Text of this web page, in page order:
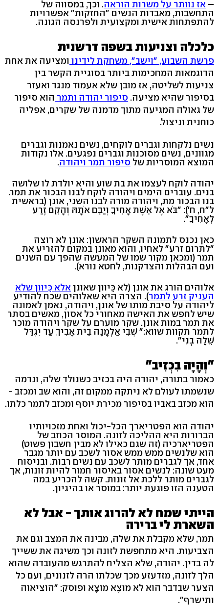
– אז נוותר על משרות הוראה. וכך, במסווה של
התחשבות, מאבדות הנשים "החזקות" אפשרויות
להתפתחות אישית ומקצועית ולפרנסה הגונה.
כלכלה וצניעות בשפה דרשנית
פרשת השבוע, "וישב", משחקת לידינו ומציעה את אחת
הדוגמאות המחכימות ביותר בסוגיית הקשר בין
צניעות לשליטה, אז מובן שלא אעמוד מנגד ואעזר
בסיפור שהיא מציעה. סיפור יהודה ותמר הוא סיפור
של גאולה המגיעה מתוך מדמנה של שקרים, אפליה
כוחנית וניצול.
נשים נלקחות וגברים לוקחים, נשים נאמנות וגברים
מגוונים, נשים מסוכנות וגברים נפגעים. אלו נקודות
המוצא המוסריות של סיפור תמר ויהודה.
יהודה לוקח לעצמו את בת שוע והיא יולדת לו שלושה
בנים. עוברים הימים ויהודה לוקח לבנו הבכור את תמר.
בנו הבכור מת, ויהודה מורה לבנו השני, אונן (בראשית
ל"ח, ח'): "בֹּא אֶל אֵשֶׁת אָחִיךָ וְיַבֵּם אֹתָהּ וְהָקֵם זֶרַע
לְאָחִיךָ".
כאן נכנס לתמונה השקר הראשון: אונן לא רוצה
"לתרום זרע" לאחיו, והוא מאונן במקום להזריע את
תמר (ומכאן מקור שמו של המעשה שהפך עם השנים
ועם הבהלות והצדקנות, לחטא נורא).
אלוהים הורג את אונן (לא כֵּיוון שאונן אלא כֵּיוון שלא
העניק זרע לתמר). הצרה היא שאלוהים שכח להודיע
ליהודה על סיבת מותו של אונן, ויהודה, נאמן לאמונה
שיש לחפש את האישה מאחורי כל אסון, מאשים בסתר
את תמר במות אונן. שקר מוערם על שקר ויהודה מוכר
לתמר תקוות שווא:" שְׁבִי אַלְמָנָה בֵית אָבִיךְ עַד יִגְדַּל
שֵׁלָה בְנִי".
"וְהָיָה בִכְזִיב"
כאמור בתורה, יהודה היה בכזיב כשנולד שלה, ונדמה
שנשמתו לעולם לא ניתקה ממקום זה, והוא שב ומכזב -
הוא מכזב באביו בסיפור מכירת יוסף ומכזב לתמר כלתו.
יהודה הוא הפטריארך הכל-יכול ואחת מזכויותיו
הברורות היא ההליכה לזונה. המוסר הכוזב של
הפטריארכיה (זה שגם כאילו לא מבין חשבון פשוט)
הוא שלנשים ממש ממש אסור לשכב עם יותר מגבר
אחד, אך לגברים מותר לשכב עם נשים רבות. ובניסוח
מעט שונה: לנשים אסור באיסור חמור להיות זונות, אך
לגברים מותר ללכת אל זונות. קשה להכריע במה
הטענה הזו פוגעת יותר: במוסר או בהיגיון.
הייתי שמח לא להרוג אותך - אבל לא
השארת לי ברירה
תמר, שלא מקבלת את שלה, מבינה את המצב וגם את
הצביעות. היא מתחפשת לזונה וכך משיגה את ששייך
לה בדין. יהודה, שלא הצליח להתרגש מהעובדה שהוא
הלך לזונה, מזדעזע מכך שכלתו הרה לזנונים, ועם כל
הצער שבדבר הוא לא מוצֶא מוצָא ופוסק: "הוציאוה
ותישרף".